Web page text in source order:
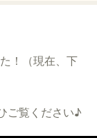
！（現在、下
ご覧ください♪